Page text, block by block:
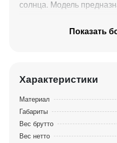
солнца. Модель
в разобранном виде,
дизайн, построенный на
изготовлены из
износостойкой экокожи.
Показать
Характеристики
Материал
Габариты
Вес брутто
Вес нетто